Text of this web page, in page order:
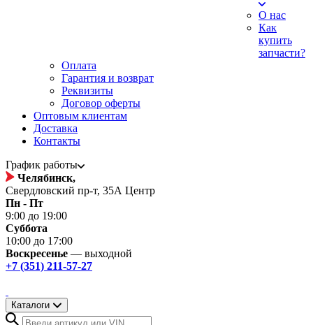
О нас
Как
купить
запчасти?
Оплата
Гарантия и возврат
Реквизиты
Договор оферты
Оптовым клиентам
Доставка
Контакты
График работы
Челябинск,
Свердловский пр-т, 35А Центр
Пн - Пт
9:00 до 19:00
Суббота
10:00 до 17:00
Воскресенье — выходной
+7 (351) 211-57-27
Каталоги